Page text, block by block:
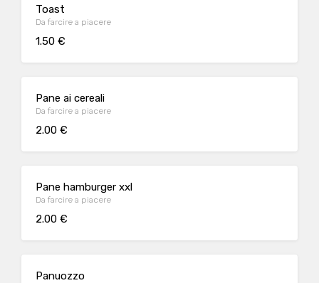
Toast
Da farcire a piacere
1.50 €
Pane ai cereali
Da farcire a piacere
2.00 €
Pane hamburger xxl
Da farcire a piacere
2.00 €
Panuozzo